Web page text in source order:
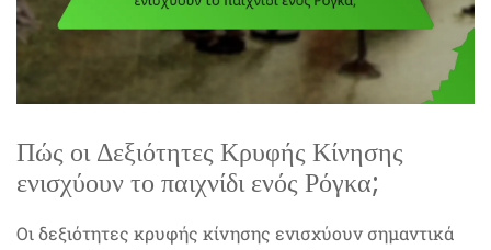
Πώς οι Δεξιότητες Κρυφής Κίνησης
ενισχύουν το παιχνίδι ενός Ρόγκα;
Οι δεξιότητες κρυφής κίνησης ενισχύουν σημαντικά